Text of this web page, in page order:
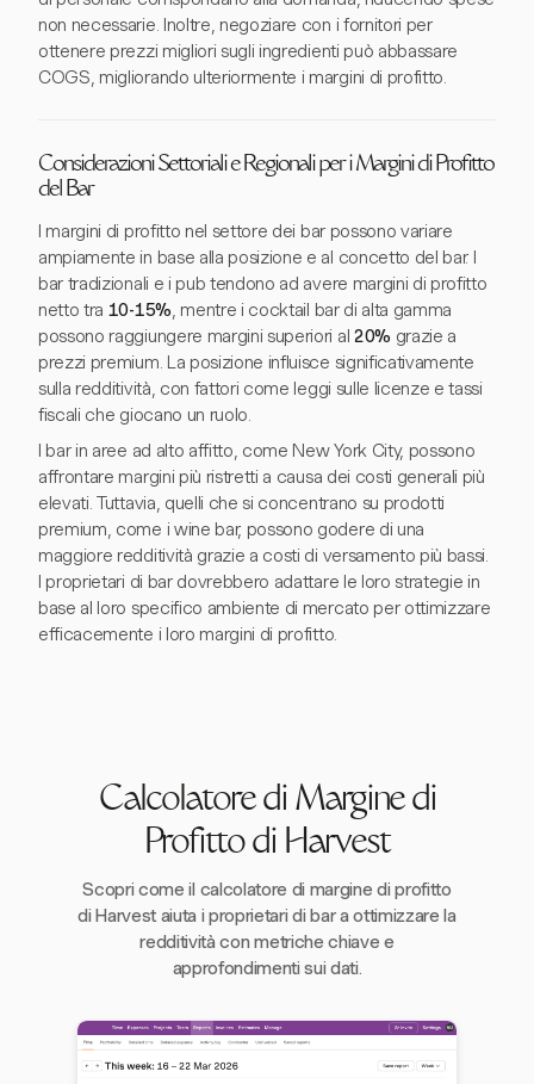
non necessarie. Inoltre, negoziare con i fornitori per
ottenere prezzi migliori sugli ingredienti può abbassare
COGS, migliorando ulteriormente i margini di profitto.
Considerazioni Settoriali e Regionali per i Margini di Profitto
del Bar
I margini di profitto nel settore dei bar possono variare
ampiamente in base alla posizione e al concetto del bar. I
bar tradizionali e i pub tendono ad avere margini di profitto
netto tra 10-15%, mentre i cocktail bar di alta gamma
possono raggiungere margini superiori al 20% grazie a
prezzi premium. La posizione influisce significativamente
sulla redditività, con fattori come leggi sulle licenze e tassi
fiscali che giocano un ruolo.
I bar in aree ad alto affitto, come New York City, possono
affrontare margini più ristretti a causa dei costi generali più
elevati. Tuttavia, quelli che si concentrano su prodotti
premium, come i wine bar, possono godere di una
maggiore redditività grazie a costi di versamento più bassi.
I proprietari di bar dovrebbero adattare le loro strategie in
base al loro specifico ambiente di mercato per ottimizzare
efficacemente i loro margini di profitto.
Calcolatore di Margine di
Profitto di Harvest
Scopri come il calcolatore di margine di profitto
di Harvest aiuta i proprietari di bar a ottimizzare la
redditività con metriche chiave e
approfondimenti sui dati.